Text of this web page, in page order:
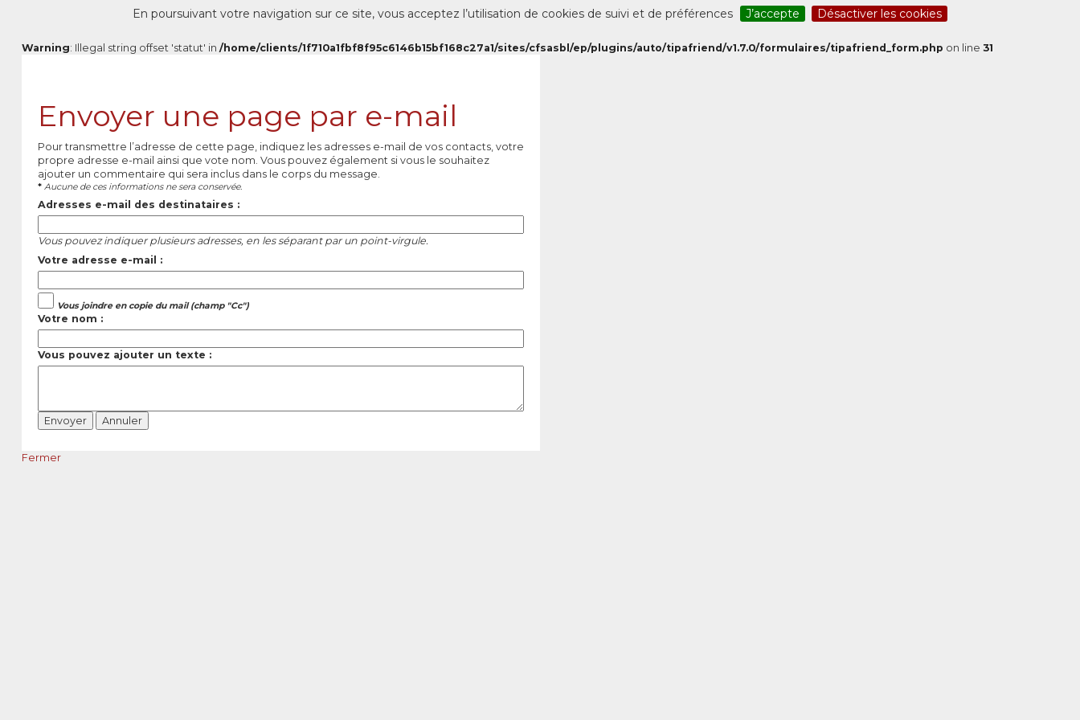
En poursuivant votre navigation sur ce site, vous acceptez l’utilisation de cookies de suivi et de préférences J’accepte Désactiver les cookies
Warning: Illegal string offset 'statut' in /home/clients/1f710a1fbf8f95c6146b15bf168c27a1/sites/cfsasbl/ep/plugins/auto/tipafriend/v1.7.0/formulaires/tipafriend_form.php on line 31
Envoyer une page par e-mail
Pour transmettre l’adresse de cette page, indiquez les adresses e-mail de vos contacts, votre
propre adresse e-mail ainsi que vote nom. Vous pouvez également si vous le souhaitez
ajouter un commentaire qui sera inclus dans le corps du message.
* Aucune de ces informations ne sera conservée.
Adresses e-mail des destinataires :
Vous pouvez indiquer plusieurs adresses, en les séparant par un point-virgule.
Votre adresse e-mail :
Vous joindre en copie du mail (champ "Cc")
Votre nom :
Vous pouvez ajouter un texte :
Fermer